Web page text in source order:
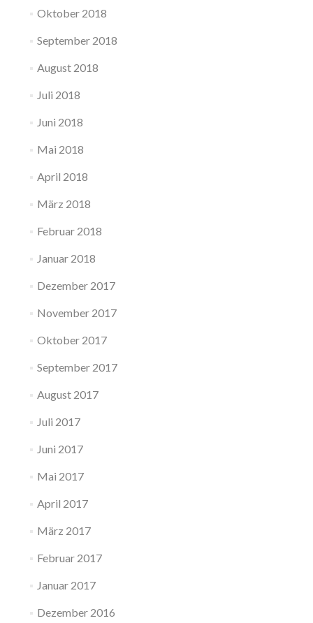
Oktober 2018
September 2018
August 2018
Juli 2018
Juni 2018
Mai 2018
April 2018
März 2018
Februar 2018
Januar 2018
Dezember 2017
November 2017
Oktober 2017
September 2017
August 2017
Juli 2017
Juni 2017
Mai 2017
April 2017
März 2017
Februar 2017
Januar 2017
Dezember 2016